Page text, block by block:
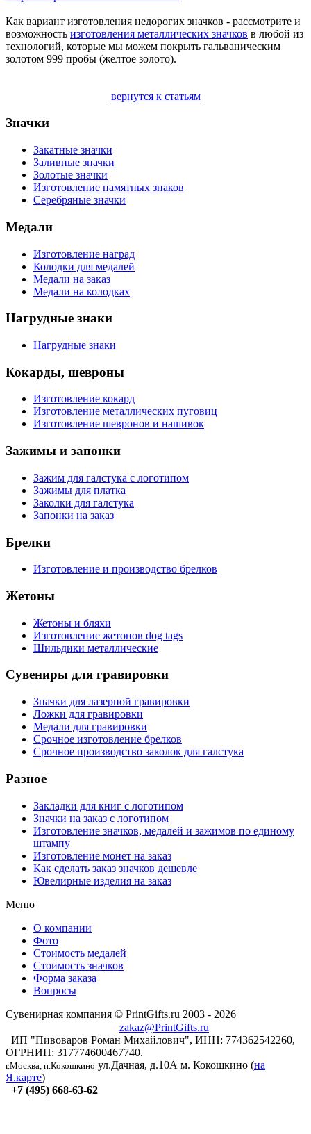
Как вариант изготовления недорогих значков - рассмотрите и
возможность изготовления металлических значков в любой из
технологий, которые мы можем покрыть гальваническим
золотом 999 пробы (желтое золото).
вернутся к статьям
Значки
Закатные значки
Заливные значки
Золотые значки
Изготовление памятных знаков
Серебряные значки
Медали
Изготовление наград
Колодки для медалей
Медали на заказ
Медали на колодках
Нагрудные знаки
Нагрудные знаки
Кокарды, шевроны
Изготовление кокард
Изготовление металлических пуговиц
Изготовление шевронов и нашивок
Зажимы и запонки
Зажим для галстука с логотипом
Зажимы для платка
Заколки для галстука
Запонки на заказ
Брелки
Изготовление и производство брелков
Жетоны
Жетоны и бляхи
Изготовление жетонов dog tags
Шильдики металлические
Сувениры для гравировки
Значки для лазерной гравировки
Ложки для гравировки
Медали для гравировки
Срочное изготовление брелков
Срочное производство заколок для галстука
Разное
Закладки для книг с логотипом
Значки на заказ с логотипом
Изготовление значков, медалей и зажимов по единому
штампу
Изготовление монет на заказ
Как сделать заказ значков дешевле
Ювелирные изделия на заказ
Меню
О компании
Фото
Стоимость медалей
Стоимость значков
Форма заказа
Вопросы
Сувенирная компания © PrintGifts.ru 2003 - 2026
zakaz@PrintGifts.ru
ИП "Пивоваров Роман Михайлович", ИНН: 774362542260,
ОГРНИП: 317774600467740.
г.Москва, п.Кокошкино ул.Дачная, д.10А м. Кокошкино (на
Я.карте)
+7 (495) 668-63-62